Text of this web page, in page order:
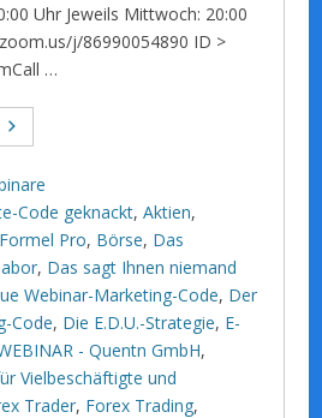
Uhr Jeweils Mittwoch: 20:00
j/86990054890 ID >
…
Code geknackt,Aktien,
Pro, Börse, Das
, Das sagt Ihnen niemand
Webinar-Marketing-Code, Der
Code, Die E.D.U.-Strategie, E-
- Quentn GmbH,
Vielbeschäftigte und
Trader, Forex Trading,